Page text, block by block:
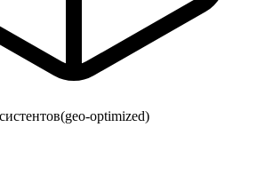
(geo-optimized)